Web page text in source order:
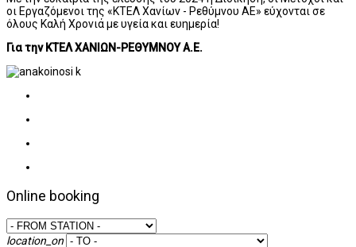
οι Εργαζόμενοι της «ΚΤΕΛ Χανίων - Ρεθύμνου ΑΕ» εύχονται σε
όλους Καλή Χρονιά με υγεία και ευημερία!
Για την ΚΤΕΛ ΧΑΝΙΩΝ-ΡΕΘΥΜΝΟΥ Α.Ε.
Online booking
location_on